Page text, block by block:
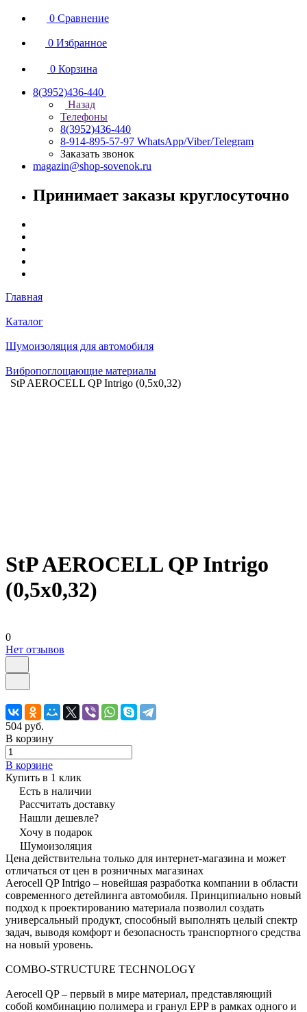
0 Сравнение
0 Избранное
0 Корзина
8(3952)436-440
Назад
Телефоны
8(3952)436-440
8-914-895-57-97 WhatsApp/Viber/Telegram
Заказать звонок
magazin@shop-sovenok.ru
Принимает заказы круглосуточно
Главная
Каталог
Шумоизоляция для автомобиля
Вибропоглощающие материалы
StP AEROCELL QP Intrigo (0,5x0,32)
StP AEROCELL QP Intrigo
(0,5x0,32)
0
Нет отзывов
504 руб.
В корзину
В корзине
Купить в 1 клик
Есть в наличии
Рассчитать доставку
Нашли дешевле?
Хочу в подарок
Шумоизоляция
Цена действительна только для интернет-магазина и может
отличаться от цен в розничных магазинах
Aerocell QP Intrigo – новейшая разработка компании в области
современного детейлинга автомобиля. Принципиально новый
подход к проектированию материала позволил создать
универсальный продукт, способный выполнять целый спектр
задач, выводя комфорт и безопасность транспортного средства
на новый уровень.
COMBO-STRUCTURE TECHNOLOGY
Aerocell QP – первый в мире материал, представляющий
собой комбинацию полимера и гранул EPP в рамках одного и